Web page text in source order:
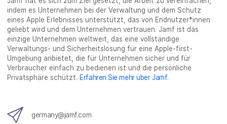
indem es Unternehmen bei der Verwaltung und dem Schutz
eines Apple Erlebnisses unterstützt, das von Endnutzer*innen
geliebt wird und dem Unternehmen vertrauen. Jamf ist das
einzige Unternehmen weltweit, das eine vollständige
Verwaltungs- und Sicherheitslösung für eine Apple-first-
Umgebung anbietet, die für Unternehmen sicher und für
Verbraucher einfach zu bedienen ist und die persönliche
Privatsphäre schützt. Erfahren Sie mehr über Jamf.
germany@jamf.com